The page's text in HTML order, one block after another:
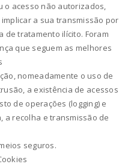
o acesso não autorizados,
a sua transmissão por
tratamento ilícito. Foram
que seguem as melhores
nomeadamente o uso de
a existência de acessos
de operações (logging) e
a recolha e transmissão de
seguros.